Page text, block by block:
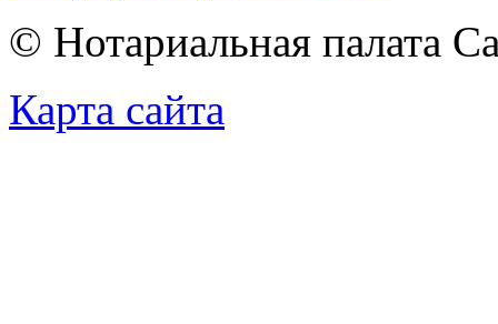
© Нотариальная палата
Карта сайта